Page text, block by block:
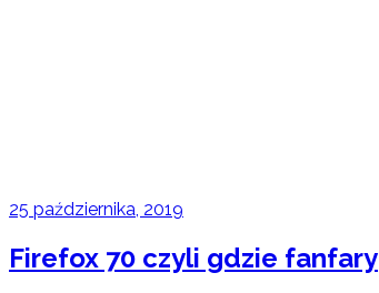
25 października, 2019
Firefox 70 czyli gdzie fanfary